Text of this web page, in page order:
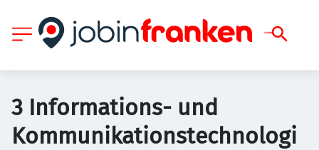
3 Informations- und
Kommunikationstechnologi